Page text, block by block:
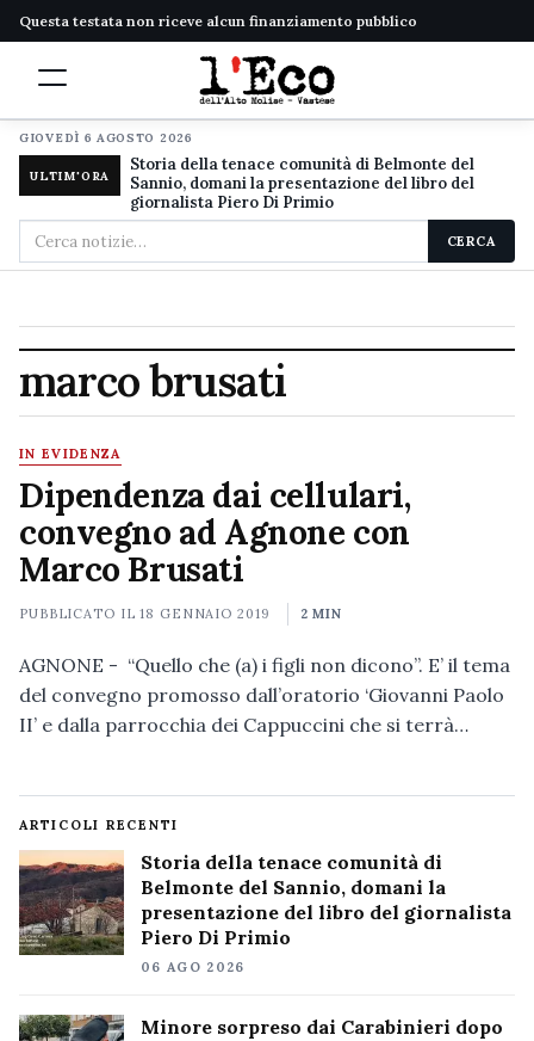
Questa testata non riceve alcun finanziamento pubblico
GIOVEDÌ 6 AGOSTO 2026
ULTIM'ORA
Storia della tenace comunità di Belmonte del
Sannio, domani la presentazione del libro del
giornalista Piero Di Primio
Cerca
nel
CERCA
marco brusati
IN EVIDENZA
Dipendenza dai cellulari,
convegno ad Agnone con
Marco Brusati
PUBBLICATO IL18 GENNAIO 2019 2 MIN
AGNONE - “Quello che (a) i figli non dicono”. E’ il tema
del convegno promosso dall’oratorio ‘Giovanni Paolo
II’ e dalla parrocchia dei Cappuccini che si terrà…
ARTICOLI RECENTI
Storia della tenace comunità di
Belmonte del Sannio, domani la
presentazione del libro del giornalista
Piero Di Primio
06 AGO 2026
Minore sorpreso dai Carabinieri dopo